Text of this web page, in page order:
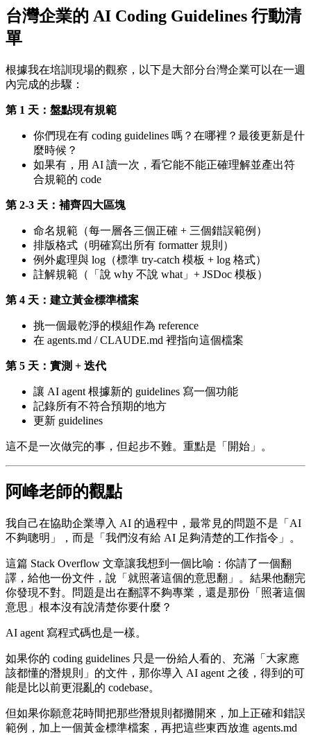
台灣企業的 AI Coding Guidelines 行動清
單
根據我在培訓現場的觀察，以下是大部分台灣企業可以在一週
內完成的步驟：
第 1 天：盤點現有規範
你們現在有 coding guidelines 嗎？在哪裡？最後更新是什
麼時候？
如果有，用 AI 讀一次，看它能不能正確理解並產出符
合規範的 code
第 2-3 天：補齊四大區塊
命名規範（每一層各三個正確 + 三個錯誤範例）
排版格式（明確寫出所有 formatter 規則）
例外處理與 log（標準 try-catch 模板 + log 格式）
註解規範（「說 why 不說 what」+ JSDoc 模板）
第 4 天：建立黃金標準檔案
挑一個最乾淨的模組作為 reference
在 agents.md / CLAUDE.md 裡指向這個檔案
第 5 天：實測 + 迭代
讓 AI agent 根據新的 guidelines 寫一個功能
記錄所有不符合預期的地方
更新 guidelines
這不是一次做完的事，但起步不難。重點是「開始」。
阿峰老師的觀點
我自己在協助企業導入 AI 的過程中，最常見的問題不是「AI
不夠聰明」，而是「我們沒有給 AI 足夠清楚的工作指令」。
這篇 Stack Overflow 文章讓我想到一個比喻：你請了一個翻
譯，給他一份文件，說「就照著這個的意思翻」。結果他翻完
你發現不對。問題是出在翻譯不夠專業，還是那份「照著這個
意思」根本沒有說清楚你要什麼？
AI agent 寫程式碼也是一樣。
如果你的 coding guidelines 只是一份給人看的、充滿「大家應
該都懂的潛規則」的文件，那你導入 AI agent 之後，得到的可
能是比以前更混亂的 codebase。
但如果你願意花時間把那些潛規則都攤開來，加上正確和錯誤
範例，加上一個黃金標準檔案，再把這些東西放進 agents.md